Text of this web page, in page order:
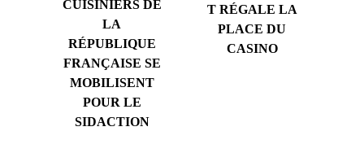
CUISINIERS DE
LA
RÉPUBLIQUE
FRANÇAISE SE
MOBILISENT
POUR LE
SIDACTION
T RÉGALE LA
PLACE DU
CASINO